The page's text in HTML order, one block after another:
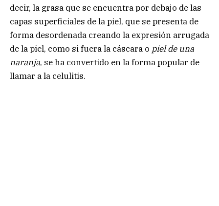
decir, la grasa que se encuentra por debajo de las
capas superficiales de la piel, que se presenta de
forma desordenada creando la expresión arrugada
de la piel, como si fuera la cáscara o piel de una
naranja, se ha convertido en la forma popular de
llamar a la celulitis.